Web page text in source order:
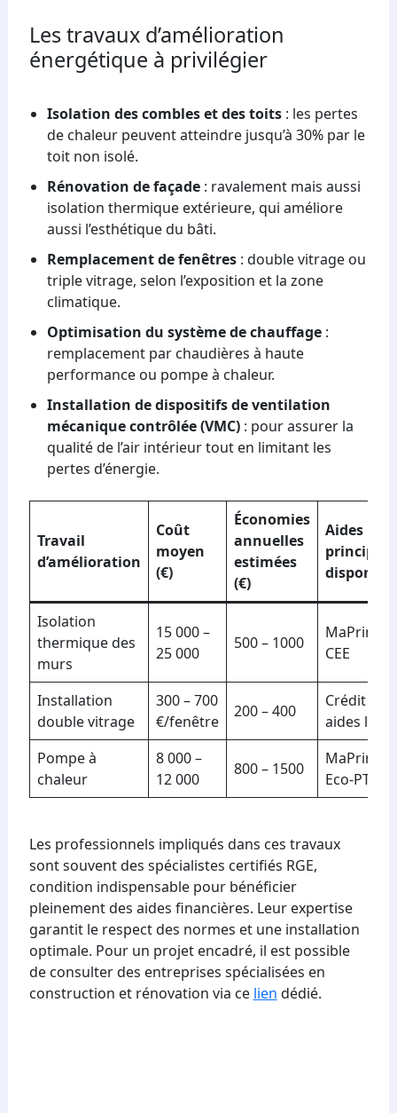
Les travaux d’amélioration
énergétique à privilégier
Isolation des combles et des toits: les pertes
de chaleur peuvent atteindre jusqu’à 30% par le
toit non isolé.
Rénovation de façade: ravalement mais aussi
isolation thermique extérieure, qui améliore
aussi l’esthétique du bâti.
Remplacement de fenêtres: double vitrage ou
triple vitrage, selon l’exposition et la zone
climatique.
Optimisation du système de chauffage:
remplacement par chaudières à haute
performance ou pompe à chaleur.
Installation de dispositifs de ventilation
mécanique contrôlée (VMC): pour assurer la
qualité de l’air intérieur tout en limitant les
pertes d’énergie.
Travail
d’amélioration
Coût
moyen
(€)
Économies
annuelles
estimées
(€)
Aides
Isolation
thermique des
murs
15 000 –
25 000
500 – 1000
CEE
Installation
double vitrage
300 – 700
€/fenêtre
200 – 400
Crédit
aides
Pompe à
chaleur
8 000 –
12 000
800 – 1500
Eco-PTZ
Les professionnels impliqués dans ces travaux
sont souvent des spécialistes certifiés RGE,
condition indispensable pour bénéficier
pleinement des aides financières. Leur expertise
garantit le respect des normes et une installation
optimale. Pour un projet encadré, il est possible
de consulter des entreprises spécialisées en
construction et rénovation via ce lien dédié.